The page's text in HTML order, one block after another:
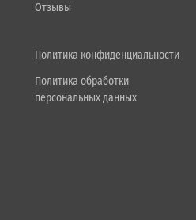
Отзывы
Политика конфиденциальности
Политика обработки
персональных данных